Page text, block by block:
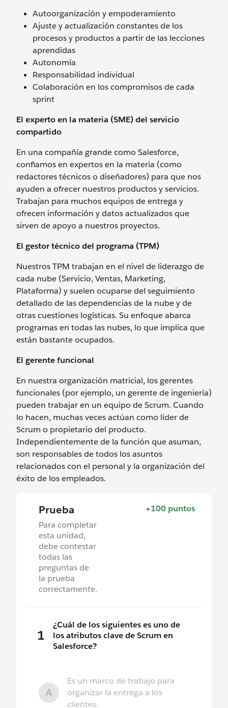
Autoorganización y empoderamiento
Ajuste y actualización constantes de los
procesos y productos a partir de las lecciones
aprendidas
Autonomía
Responsabilidad individual
Colaboración en los compromisos de cada
sprint
El experto en la materia (SME) del servicio
compartido
En una compañía grande como Salesforce,
confiamos en expertos en la materia (como
redactores técnicos o diseñadores) para que nos
ayuden a ofrecer nuestros productos y servicios.
Trabajan para muchos equipos de entrega y
ofrecen información y datos actualizados que
sirven de apoyo a nuestros proyectos.
El gestor técnico del programa (TPM)
Nuestros TPM trabajan en el nivel de liderazgo de
cada nube (Servicio, Ventas, Marketing,
Plataforma) y suelen ocuparse del seguimiento
detallado de las dependencias de la nube y de
otras cuestiones logísticas. Su enfoque abarca
programas en todas las nubes, lo que implica que
están bastante ocupados.
El gerente funcional
En nuestra organización matricial, los gerentes
funcionales (por ejemplo, un gerente de ingeniería)
pueden trabajar en un equipo de Scrum. Cuando
lo hacen, muchas veces actúan como líder de
Scrum o propietario del producto.
Independientemente de la función que asuman,
son responsables de todos los asuntos
relacionados con el personal y la organización del
éxito de los empleados.